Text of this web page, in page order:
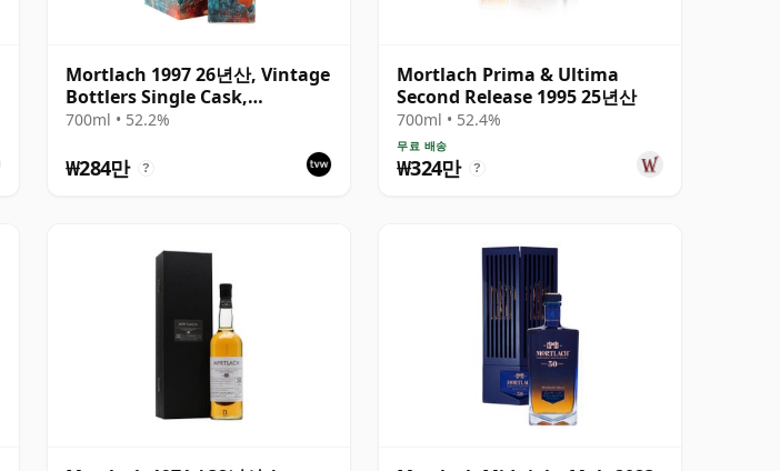
Mortlach 1997 26년산, Vintage
Bottlers Single Cask,
Adversum Element Series -
700ml • 52.2%
₩284만 ?
Mortlach Prima & Ultima
Second Release 1995 25년산
700ml • 52.4%
무료 배송
₩324만 ?